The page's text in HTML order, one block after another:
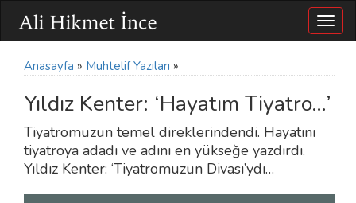
Anasayfa » Muhtelif Yazıları »
Yıldız Kenter: ‘Hayatım Tiyatro…’
Tiyatromuzun temel direklerindendi. Hayatını
tiyatroya adadı ve adını en yükseğe yazdırdı.
Yıldız Kenter: ‘Tiyatromuzun Divası’ydı…